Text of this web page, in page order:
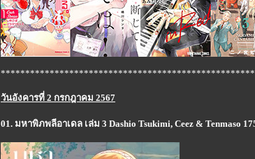
วันอังคารที่ 2 กรกฎาคม 2567
01. มหาพิภพลีอาเดล เล่ม 3 Dashio Tsukimi, Ceez &